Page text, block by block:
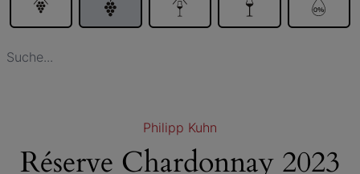
Philipp Kuhn
Réserve Chardonnay 2023